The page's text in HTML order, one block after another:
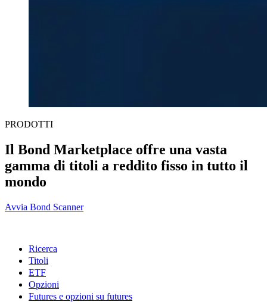
PRODOTTI
Il Bond Marketplace offre una vasta
gamma di titoli a reddito fisso in tutto il
mondo
Avvia Bond Scanner
Ricerca
Titoli
ETF
Opzioni
Futures e opzioni su futures